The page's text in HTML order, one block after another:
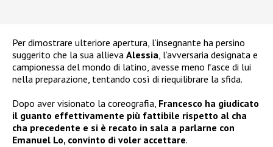
Per dimostrare ulteriore apertura, l’insegnante ha persino
suggerito che la sua allieva Alessia, l’avversaria designata e
campionessa del mondo di latino, avesse meno fasce di lui
nella preparazione, tentando così di riequilibrare la sfida.
Dopo aver visionato la coreografia, Francesco ha giudicato
il guanto effettivamente più fattibile rispetto al cha
cha precedente e si è recato in sala a parlarne con
Emanuel Lo, convinto di voler accettare.